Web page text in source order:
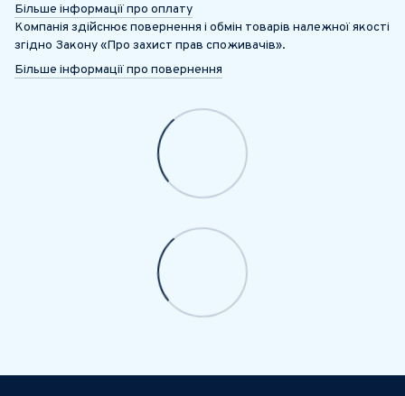
Більше інформації про оплату
Компанія здійснює повернення і обмін товарів належної якості
згідно Закону «Про захист прав споживачів».
Більше інформації про повернення